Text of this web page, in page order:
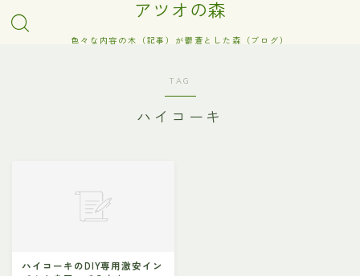
アツオの森
色々な内容の木（記事）が鬱蒼とした森（ブログ）
TAG
ハイコーキ
ハイコーキのDIY専用激安イン